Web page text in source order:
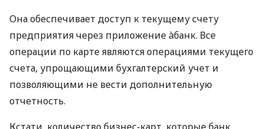
Она обеспечивает доступ к текущему счету
предприятия через приложение àбанк. Все
операции по карте являются операциями текущего
счета, упрощающими бухгалтерский учет и
позволяющими не вести дополнительную
отчетность.